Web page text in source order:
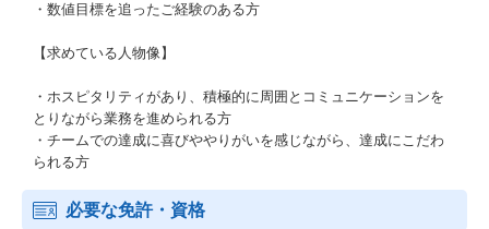
・数値目標を追ったご経験のある方
【求めている人物像】
・ホスピタリティがあり、積極的に周囲とコミュニケーションを
とりながら業務を進められる方
・チームでの達成に喜びややりがいを感じながら、達成にこだわ
られる方
必要な免許・資格